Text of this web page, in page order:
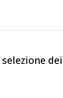
selezione